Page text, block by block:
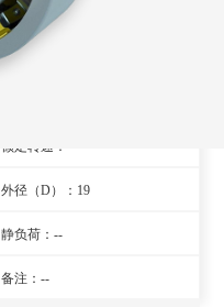
旧型号：- -
额定转速：- -
外径（D）：19
静负荷：--
备注：--